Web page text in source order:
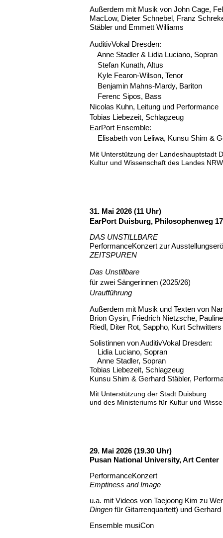
Außerdem mit Musik von John Cage,
MacLow, Dieter Schnebel, Franz
Stäbler und Emmett Williams
AuditivVokal Dresden:
Anne Stadler & Lidia Luciano, Sopran
Stefan Kunath, Altus
Kyle Fearon-Wilson, Tenor
Benjamin Mahns-Mardy, Bariton
Ferenc Sipos, Bass
Nicolas Kuhn, Leitung und Performance
Tobias Liebezeit, Schlagzeug
EarPort Ensemble:
Elisabeth von Leliwa, Kunsu Shim &
Mit Unterstützung der Landeshauptstadt
Kultur und Wissenschaft des Landes NRW
31. Mai 2026 (11 Uhr)
EarPort Duisburg, Philosophenweg
DAS UNSTILLBARE
PerformanceKonzert zur
ZEITSPUREN
Das Unstillbare
für zwei Sängerinnen (2025/26)
Uraufführung
Außerdem mit Musik und Texten von
Brion Gysin, Friedrich Nietzsche,
Riedl, Diter Rot, Sappho, Kurt
Solistinnen von AuditivVokal Dresden:
Lidia Luciano, Sopran
Anne Stadler, Sopran
Tobias Liebezeit, Schlagzeug
Kunsu Shim & Gerhard Stäbler,
Mit Unterstützung der Stadt Duisburg
und des Ministeriums für Kultur und
29. Mai 2026 (19.30 Uhr)
Pusan National University, Art Center
PerformanceKonzert
Emptiness and Image
u.a. mit Videos von Taejoong Kim zu
Dingen für Gitarrenquartett) und Gerhard
Ensemble musiCon